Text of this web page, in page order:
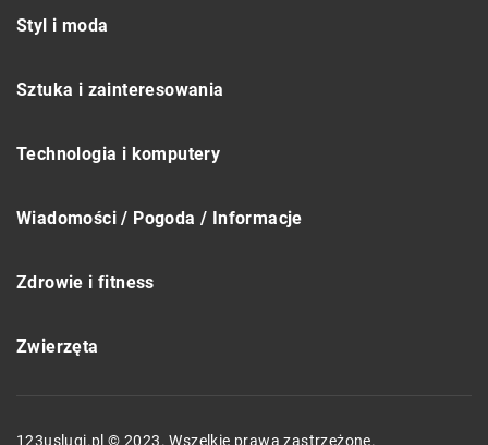
Styl i moda
Sztuka i zainteresowania
Technologia i komputery
Wiadomości / Pogoda / Informacje
Zdrowie i fitness
Zwierzęta
123uslugi.pl © 2023. Wszelkie prawa zastrzeżone.